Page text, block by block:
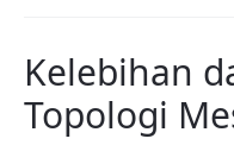
Kelebihan
Topologi